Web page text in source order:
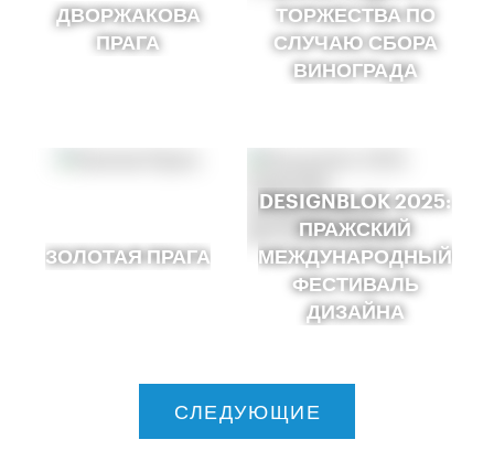
ДВОРЖАКОВА
ПРАГА
ТОРЖЕСТВА ПО
СЛУЧАЮ СБОРА
ВИНОГРАДА
ЗОЛОТАЯ ПРАГА
DESIGNBLOK 2025:
ПРАЖСКИЙ
МЕЖДУНАРОДНЫЙ
ФЕСТИВАЛЬ
ДИЗАЙНА
СЛЕДУЮЩИЕ